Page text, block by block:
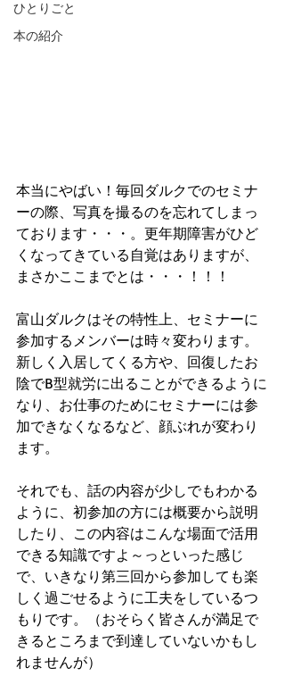
ひとりごと
本の紹介
本当にやばい！毎回ダルクでのセミナ
ーの際、写真を撮るのを忘れてしまっ
ております・・・。更年期障害がひど
くなってきている自覚はありますが、
まさかここまでとは・・・！！！
富山ダルクはその特性上、セミナーに
参加するメンバーは時々変わります。
新しく入居してくる方や、回復したお
陰でB型就労に出ることができるように
なり、お仕事のためにセミナーには参
加できなくなるなど、顔ぶれが変わり
ます。
それでも、話の内容が少しでもわかる
ように、初参加の方には概要から説明
したり、この内容はこんな場面で活用
できる知識ですよ～っといった感じ
で、いきなり第三回から参加しても楽
しく過ごせるように工夫をしているつ
もりです。（おそらく皆さんが満足で
きるところまで到達していないかもし
れませんが）